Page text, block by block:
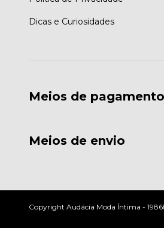
Dicas e Curiosidades
Meios de pagamento
Meios de envio
Copyright Audácia Moda Íntima -